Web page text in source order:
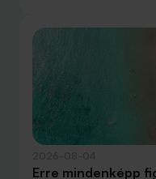
nyaralásnak, mint
Erre mindenképp